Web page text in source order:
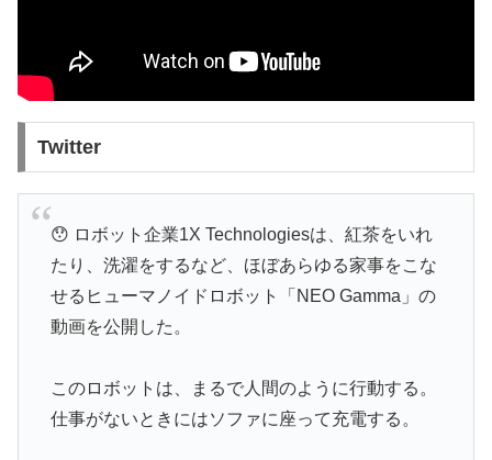
Twitter
😯 ロボット企業1X Technologiesは、紅茶をいれ
たり、洗濯をするなど、ほぼあらゆる家事をこな
せるヒューマノイドロボット「NEO Gamma」の
動画を公開した。
このロボットは、まるで人間のように行動する。
仕事がないときにはソファに座って充電する。